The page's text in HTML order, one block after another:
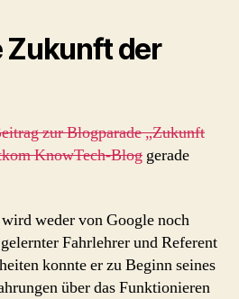
Zukunft der
zur Blogparade „Zukunft
KnowTech-Blog gerade
weder von Google noch
Fahrlehrer und Referent
konnte er zu Beginn seines
über das Funktionieren